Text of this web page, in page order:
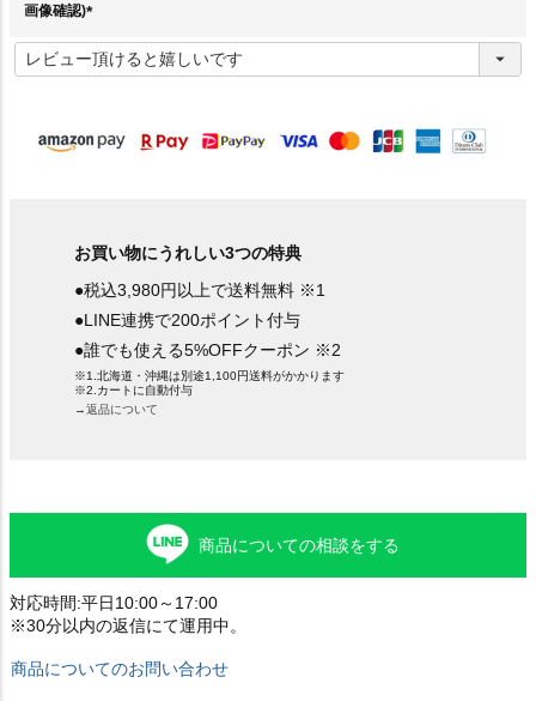
画像確認)
必
須
お買い物にうれしい3つの特典
●税込3,980円以上で送料無料 ※1
●LINE連携で200ポイント付与
●誰でも使える5%OFFクーポン ※2
※1.北海道・沖縄は別途1,100円送料がかかります
※2.カートに自動付与
→返品について
商品についての相談をする
対応時間:平日10:00～17:00
※30分以内の返信にて運用中。
商品についてのお問い合わせ